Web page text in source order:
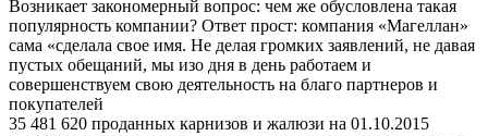
Возникает закономерный вопрос: чем же обусловлена такая
популярность компании? Ответ прост: компания «Магеллан»
сама «сделала свое имя. Не делая громких заявлений, не давая
пустых обещаний, мы изо дня в день работаем и
совершенствуем свою деятельность на благо партнеров и
покупателей
35 481 620 проданных карнизов и жалюзи на 01.10.2015